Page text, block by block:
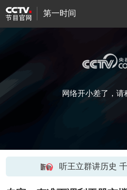
第一时间
网络开小差了，请
听王立群讲历史